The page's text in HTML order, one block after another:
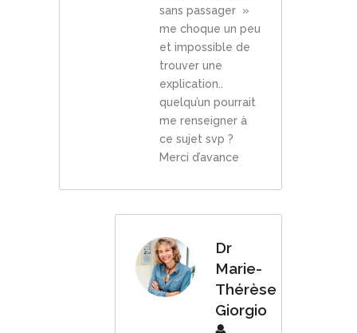
sans passager »
me choque un peu
et impossible de
trouver une
explication..
quelqu’un pourrait
me renseigner à
ce sujet svp ?
Merci d’avance
Dr
Marie-
Thérèse
Giorgio